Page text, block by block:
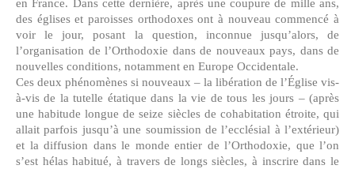
en France. Dans cette dernière, après une coupure de mille ans,
des églises et paroisses orthodoxes ont à nouveau commencé à
voir le jour, posant la question, inconnue jusqu’alors, de
l’organisation de l’Orthodoxie dans de nouveaux pays, dans de
nouvelles conditions, notamment en Europe Occidentale.
Ces deux phénomènes si nouveaux – la libération de l’Église vis-
à-vis de la tutelle étatique dans la vie de tous les jours – (après
une habitude longue de seize siècles de cohabitation étroite, qui
allait parfois jusqu’à une soumission de l’ecclésial à l’extérieur)
et la diffusion dans le monde entier de l’Orthodoxie, que l’on
s’est hélas habitué, à travers de longs siècles, à inscrire dans le